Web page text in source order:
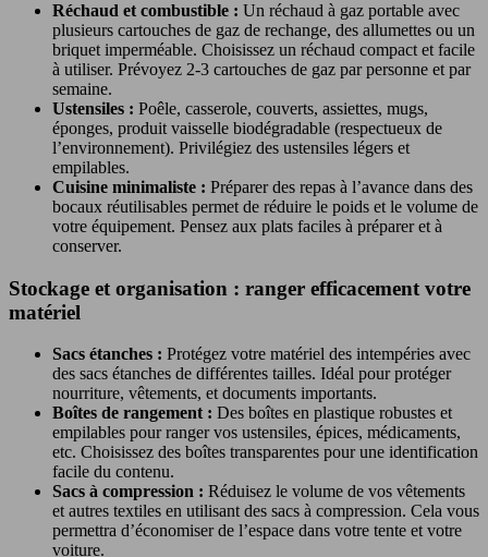
Réchaud et combustible : Un réchaud à gaz portable avec
plusieurs cartouches de gaz de rechange, des allumettes ou un
briquet imperméable. Choisissez un réchaud compact et facile
à utiliser. Prévoyez 2-3 cartouches de gaz par personne et par
semaine.
Ustensiles : Poêle, casserole, couverts, assiettes, mugs,
éponges, produit vaisselle biodégradable (respectueux de
l’environnement). Privilégiez des ustensiles légers et
empilables.
Cuisine minimaliste : Préparer des repas à l’avance dans des
bocaux réutilisables permet de réduire le poids et le volume de
votre équipement. Pensez aux plats faciles à préparer et à
conserver.
Stockage et organisation : ranger efficacement votre
matériel
Sacs étanches : Protégez votre matériel des intempéries avec
des sacs étanches de différentes tailles. Idéal pour protéger
nourriture, vêtements, et documents importants.
Boîtes de rangement : Des boîtes en plastique robustes et
empilables pour ranger vos ustensiles, épices, médicaments,
etc. Choisissez des boîtes transparentes pour une identification
facile du contenu.
Sacs à compression : Réduisez le volume de vos vêtements
et autres textiles en utilisant des sacs à compression. Cela vous
permettra d’économiser de l’espace dans votre tente et votre
voiture.